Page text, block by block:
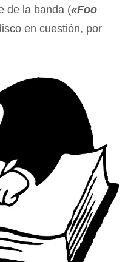
de la banda («Foo
en cuestión, por